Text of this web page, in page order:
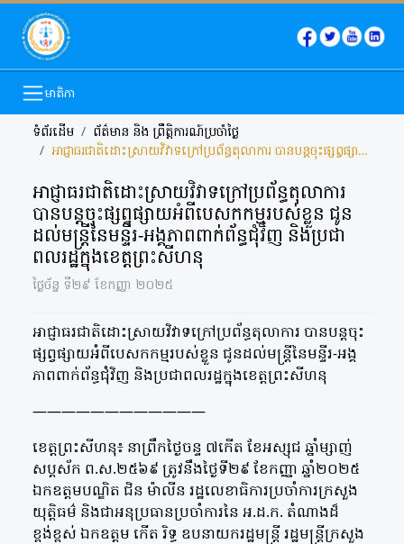
មាតិកា
ទំព័រដើម
ព័ត៌មាន និង​ ព្រឹត្តិការណ៍ប្រចាំថ្ងៃ
អាជ្ញាធរជាតិដោះស្រាយវិវាទក្រៅប្រព័ន្ធតុលាការ បានបន្តចុះផ្សព្វផ្សាយអំពីបេសកកម្មរបស់ខ្លួន ជូនដល់មន្ត្រីនៃមន្ទីរ-អង្គភាពពាក់ព័ន្ធជុំវិញ និងប្រជាពលរដ្ឋក្នុងខេត្តព្រះសីហនុ
អាជ្ញាធរជាតិដោះស្រាយវិវាទក្រៅប្រព័ន្ធតុលាការ
បានបន្តចុះផ្សព្វផ្សាយអំពីបេសកកម្មរបស់ខ្លួន ជូន
ដល់មន្ត្រីនៃមន្ទីរ-អង្គភាពពាក់ព័ន្ធជុំវិញ និងប្រជា
ពលរដ្ឋក្នុងខេត្តព្រះសីហនុ
ថ្ងៃច័ន្ទ ទី២៩ ខែកញ្ញា ២០២៥
អាជ្ញាធរជាតិដោះស្រាយវិវាទក្រៅប្រព័ន្ធតុលាការ បានបន្តចុះ
ផ្សព្វផ្សាយអំពីបេសកកម្មរបស់ខ្លួន ជូនដល់មន្ត្រីនៃមន្ទីរ-អង្គ
ភាពពាក់ព័ន្ធជុំវិញ និងប្រជាពលរដ្ឋក្នុងខេត្តព្រះសីហនុ
————————————
ខេត្តព្រះសីហនុ៖ នាព្រឹកថ្ងៃចន្ទ ៧កើត ខែអស្សុជ ឆ្នាំម្សាញ់
សប្តស័ក ព.ស.២៥៦៩ ត្រូវនឹងថ្ងៃទី២៩ ខែកញ្ញា ឆ្នាំ២០២៥
ឯកឧត្តមបណ្ឌិត ជិន ម៉ាលីន រដ្ឋលេខាធិការប្រចាំការក្រសួង
យុត្តិធម៌ និងជាអនុប្រធានប្រចាំការនៃ អ.ដ.ក. តំណាងដ៏
ខ្ពង់ខ្ពស់ ឯកឧត្តម កើត រិទ្ធ ឧបនាយករដ្ឋមន្ត្រី រដ្ឋមន្ត្រីក្រសួង